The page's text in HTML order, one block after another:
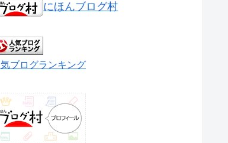
にほんブログ村
気ブログランキング